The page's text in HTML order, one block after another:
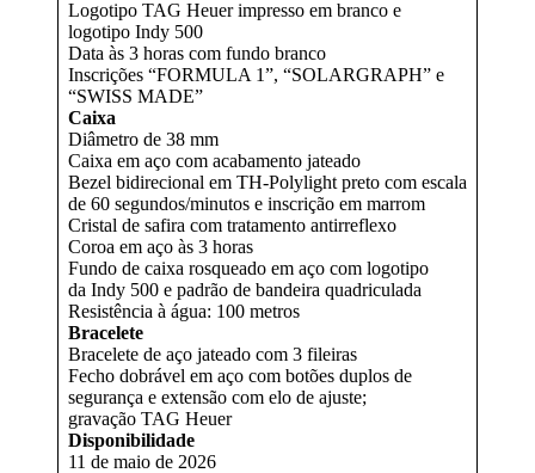
Logotipo TAG Heuer impresso em branco e
logotipo Indy 500
Data às 3 horas com fundo branco
Inscrições “FORMULA 1”, “SOLARGRAPH” e
“SWISS MADE”
Caixa
Diâmetro de 38 mm
Caixa em aço com acabamento jateado
Bezel bidirecional em TH-Polylight preto com escala
de 60 segundos/minutos e inscrição em marrom
Cristal de safira com tratamento antirreflexo
Coroa em aço às 3 horas
Fundo de caixa rosqueado em aço com logotipo
da Indy 500 e padrão de bandeira quadriculada
Resistência à água: 100 metros
Bracelete
Bracelete de aço jateado com 3 fileiras
Fecho dobrável em aço com botões duplos de
segurança e extensão com elo de ajuste;
gravação TAG Heuer
Disponibilidade
11 de maio de 2026